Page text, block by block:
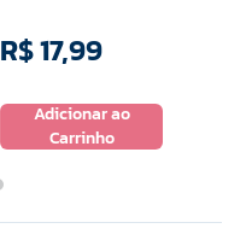
R$17,99
Adicionar ao
Carrinho